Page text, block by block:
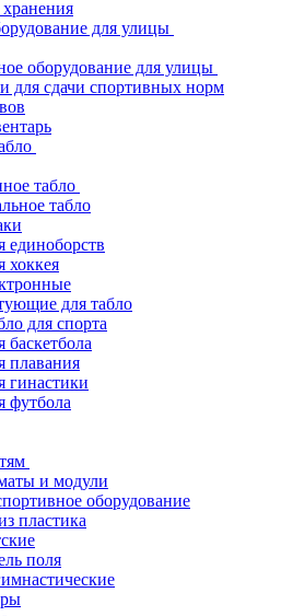
для улицы
оборудование для улицы
для сдачи спортивных норм
табло
табло
единоборств
хоккея
для табло
для спорта
баскетбола
плавания
гинастики
футбола
и модули
оборудование
пластика
поля